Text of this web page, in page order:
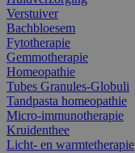
Verstuiver
Bachbloesem
Fytotherapie
Gemmotherapie
Homeopathie
Tubes Granules-Globuli
Tandpasta homeopathie
Micro-immunotherapie
Kruidenthee
Licht- en warmtetherapie